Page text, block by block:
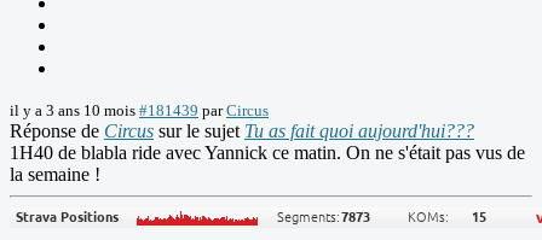
il y a 3 ans 10 mois #181439 parCircus
Réponse de Circus sur le sujet Tu as fait quoi aujourd'hui???
1H40 de blabla ride avec Yannick ce matin. On ne s'était pas vus de
la semaine !